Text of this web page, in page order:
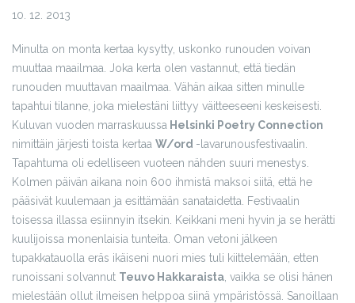
10. 12. 2013
Minulta on monta kertaa kysytty, uskonko runouden voivan
muuttaa maailmaa. Joka kerta olen vastannut, että tiedän
runouden muuttavan maailmaa. Vähän aikaa sitten minulle
tapahtui tilanne, joka mielestäni liittyy väitteeseeni keskeisesti.
Kuluvan vuoden marraskuussa Helsinki Poetry Connection
nimittäin järjesti toista kertaa W/ord -lavarunousfestivaalin.
Tapahtuma oli edelliseen vuoteen nähden suuri menestys.
Kolmen päivän aikana noin 600 ihmistä maksoi siitä, että he
pääsivät kuulemaan ja esittämään sanataidetta. Festivaalin
toisessa illassa esiinnyin itsekin. Keikkani meni hyvin ja se herätti
kuulijoissa monenlaisia tunteita. Oman vetoni jälkeen
tupakkatauolla eräs ikäiseni nuori mies tuli kiittelemään, etten
runoissani solvannut Teuvo Hakkaraista , vaikka se olisi hänen
mielestään ollut ilmeisen helppoa siinä ympäristössä. Sanoillaan